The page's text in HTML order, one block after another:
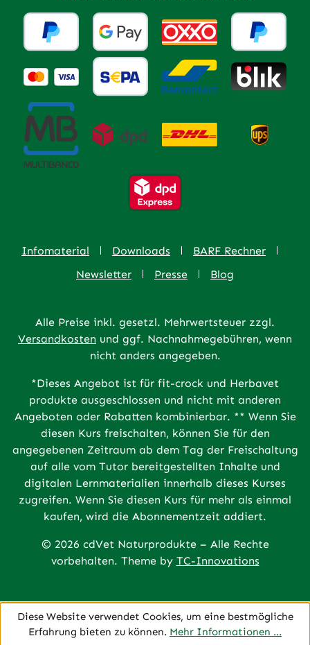
Infomaterial Downloads
BARF Rechner
Newsletter
Presse Blog
Alle Preise inkl. gesetzl. Mehrwertsteuer zzgl.
Versandkosten und ggf. Nachnahmegebühren, wenn
nicht anders angegeben.
*Dieses Angebot ist für fit-crock und Herbavet
produkte ausgeschlossen und nicht mit anderen
Angeboten oder Rabatten kombinierbar. ** Wenn Sie
diesen Kurs freischalten, können Sie für den
angegebenen Zeitraum ab dem Tag der Freischaltung
auf alle vom Tutor bereitgestellten Inhalte und
digitalen Lernmaterialien innerhalb dieses Kurses
zugreifen. Wenn Sie diesen Kurs für mehr als einmal
kaufen, wird die Abonnementzeit addiert.
© 2026 cdVet Naturprodukte – Alle Rechte
vorbehalten. Theme by TC-Innovations
Diese Website verwendet Cookies, um eine bestmögliche
Erfahrung bieten zu können. Mehr Informationen ...